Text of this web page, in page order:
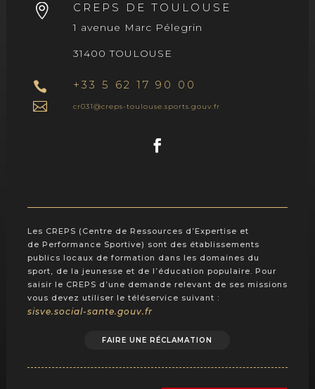
 CREPS DE TOULOUSE
1 avenue Marc Pélegrin
31400 TOULOUSE
 +33 5 62 17 90 00
 cr031@creps-toulouse.sports.gouv.fr
Les CREPS (Centre de Ressources d’Expertise et
de Performance Sportive) sont des établissements
publics locaux de formation dans les domaines du
sport, de la jeunesse et de l’éducation populaire. Pour
saisir le CREPS d’une demande relevant de ses missions
vous devez utiliser le téléservice suivant :
sisve.social-sante.gouv.fr
FAIRE UNE RÉCLAMATION